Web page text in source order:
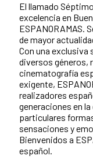
El llamado
excelencia en
ESPANORAMAS.
de mayor
Con una exclusiva
diversos géneros,
cinematografía
exigente,
realizadores
generaciones en
particulares
sensaciones y
Bienvenidos a
español.